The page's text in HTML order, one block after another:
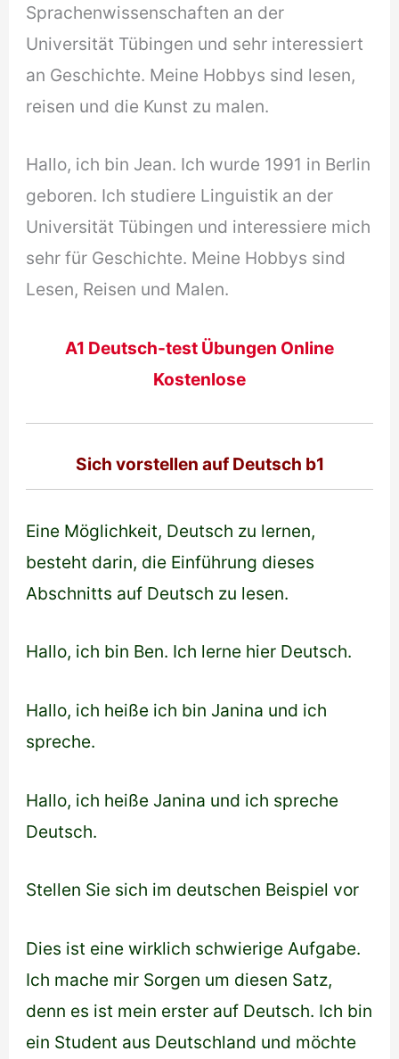
Sprachenwissenschaften an der
Universität Tübingen und sehr interessiert
an Geschichte. Meine Hobbys sind lesen,
reisen und die Kunst zu malen.
Hallo, ich bin Jean. Ich wurde 1991 in Berlin
geboren. Ich studiere Linguistik an der
Universität Tübingen und interessiere mich
sehr für Geschichte. Meine Hobbys sind
Lesen, Reisen und Malen.
A1 Deutsch-test Übungen Online
Kostenlose
Sich vorstellen auf Deutsch b1
Eine Möglichkeit, Deutsch zu lernen,
besteht darin, die Einführung dieses
Abschnitts auf Deutsch zu lesen.
Hallo, ich bin Ben. Ich lerne hier Deutsch.
Hallo, ich heiße ich bin Janina und ich
spreche.
Hallo, ich heiße Janina und ich spreche
Deutsch.
Stellen Sie sich im deutschen Beispiel vor
Dies ist eine wirklich schwierige Aufgabe.
Ich mache mir Sorgen um diesen Satz,
denn es ist mein erster auf Deutsch. Ich bin
ein Student aus Deutschland und möchte